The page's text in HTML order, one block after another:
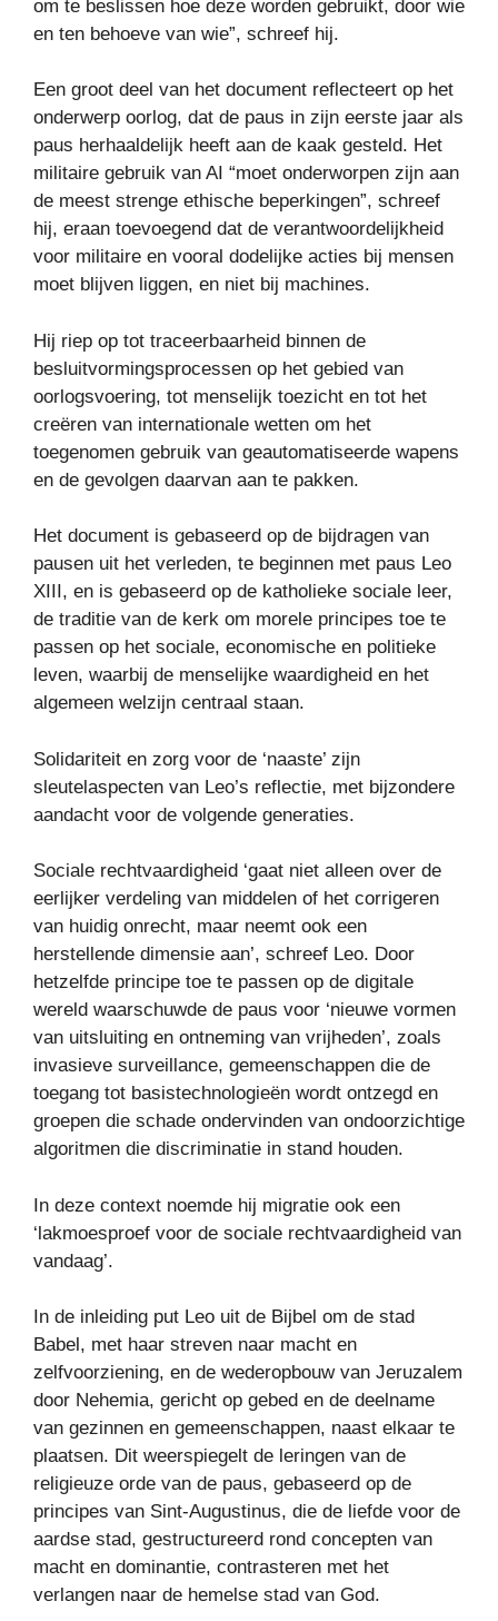
om te beslissen hoe deze worden gebruikt, door wie
en ten behoeve van wie”, schreef hij.
Een groot deel van het document reflecteert op het
onderwerp oorlog, dat de paus in zijn eerste jaar als
paus herhaaldelijk heeft aan de kaak gesteld. Het
militaire gebruik van AI “moet onderworpen zijn aan
de meest strenge ethische beperkingen”, schreef
hij, eraan toevoegend dat de verantwoordelijkheid
voor militaire en vooral dodelijke acties bij mensen
moet blijven liggen, en niet bij machines.
Hij riep op tot traceerbaarheid binnen de
besluitvormingsprocessen op het gebied van
oorlogsvoering, tot menselijk toezicht en tot het
creëren van internationale wetten om het
toegenomen gebruik van geautomatiseerde wapens
en de gevolgen daarvan aan te pakken.
Het document is gebaseerd op de bijdragen van
pausen uit het verleden, te beginnen met paus Leo
XIII, en is gebaseerd op de katholieke sociale leer,
de traditie van de kerk om morele principes toe te
passen op het sociale, economische en politieke
leven, waarbij de menselijke waardigheid en het
algemeen welzijn centraal staan.
Solidariteit en zorg voor de ‘naaste’ zijn
sleutelaspecten van Leo’s reflectie, met bijzondere
aandacht voor de volgende generaties.
Sociale rechtvaardigheid ‘gaat niet alleen over de
eerlijker verdeling van middelen of het corrigeren
van huidig ​​onrecht, maar neemt ook een
herstellende dimensie aan’, schreef Leo. Door
hetzelfde principe toe te passen op de digitale
wereld waarschuwde de paus voor ‘nieuwe vormen
van uitsluiting en ontneming van vrijheden’, zoals
invasieve surveillance, gemeenschappen die de
toegang tot basistechnologieën wordt ontzegd en
groepen die schade ondervinden van ondoorzichtige
algoritmen die discriminatie in stand houden.
In deze context noemde hij migratie ook een
‘lakmoesproef voor de sociale rechtvaardigheid van
vandaag’.
In de inleiding put Leo uit de Bijbel om de stad
Babel, met haar streven naar macht en
zelfvoorziening, en de wederopbouw van Jeruzalem
door Nehemia, gericht op gebed en de deelname
van gezinnen en gemeenschappen, naast elkaar te
plaatsen. Dit weerspiegelt de leringen van de
religieuze orde van de paus, gebaseerd op de
principes van Sint-Augustinus, die de liefde voor de
aardse stad, gestructureerd rond concepten van
macht en dominantie, contrasteren met het
verlangen naar de hemelse stad van God.